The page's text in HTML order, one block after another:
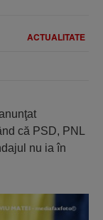
ACTUALITATE
că PSD, PNL
nu ia în